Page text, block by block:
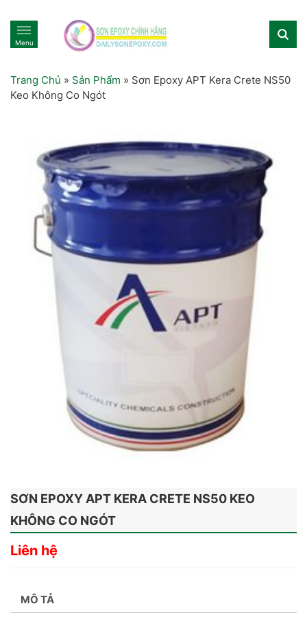
Menu
Trang Chủ » Sản Phẩm » Sơn Epoxy APT Kera Crete NS50
Keo Không Co Ngót
SƠN EPOXY APT KERA CRETE NS50 KEO
KHÔNG CO NGÓT
Liên hệ
MÔ TẢ